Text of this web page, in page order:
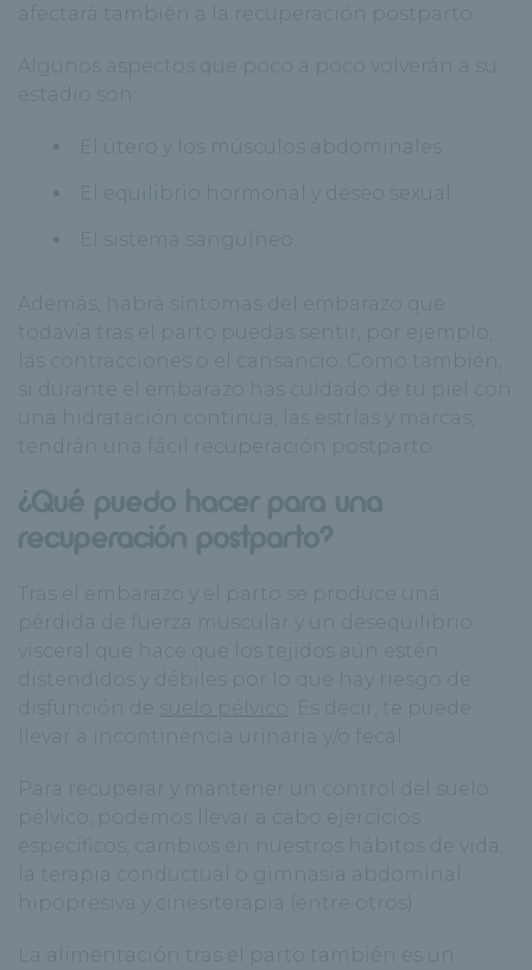
afectará también a la recuperación postparto.
Algunos aspectos que poco a poco volverán a su
estadio son:
El útero y los músculos abdominales.
El equilibrio hormonal y deseo sexual.
El sistema sanguíneo.
Además, habrá síntomas del embarazo que
todavía tras el parto puedas sentir, por ejemplo,
las contracciones o el cansancio. Como también,
si durante el embarazo has cuidado de tu piel con
una hidratación continua, las estrías y marcas,
tendrán una fácil recuperación postparto.
¿Qué puedo hacer para una
recuperación postparto?
Tras el embarazo y el parto se produce una
pérdida de fuerza muscular y un desequilibrio
visceral que hace que los tejidos aún estén
distendidos y débiles por lo que hay riesgo de
disfunción de
suelo pélvico
. Es decir, te puede
llevar a incontinencia urinaria y/o fecal.
Para recuperar y mantener un control del suelo
pélvico, podemos llevar a cabo ejercicios
específicos, cambios en nuestros hábitos de vida,
la terapia conductual o gimnasia abdominal
hipopresiva y cinesiterapia (entre otros).
La alimentación tras el parto también es un